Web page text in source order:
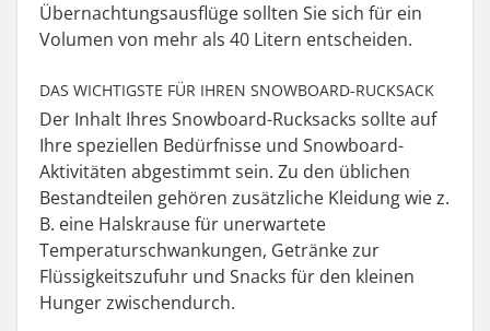
Übernachtungsausflüge sollten Sie sich für ein
Volumen von mehr als 40 Litern entscheiden.
DAS WICHTIGSTE FÜR IHREN SNOWBOARD-RUCKSACK
Der Inhalt Ihres Snowboard-Rucksacks sollte auf
Ihre speziellen Bedürfnisse und Snowboard-
Aktivitäten abgestimmt sein. Zu den üblichen
Bestandteilen gehören zusätzliche Kleidung wie z.
B. eine Halskrause für unerwartete
Temperaturschwankungen, Getränke zur
Flüssigkeitszufuhr und Snacks für den kleinen
Hunger zwischendurch.